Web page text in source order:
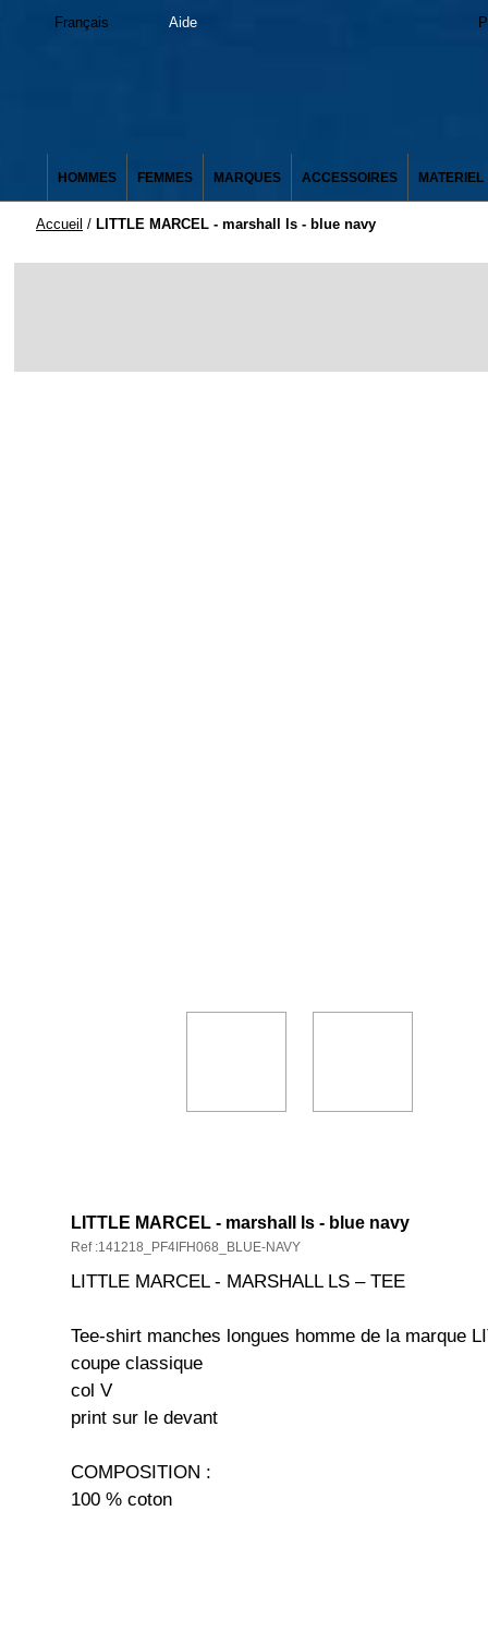
Français Aide
HOMMES FEMMES MARQUES ACCESSOIRES MATERIEL
Accueil / LITTLE MARCEL - marshall ls - blue navy
LITTLE MARCEL - marshall ls - blue navy
Ref :141218_PF4IFH068_BLUE-NAVY
LITTLE MARCEL - MARSHALL LS – TEE
Tee-shirt manches longues homme de la marque
coupe classique
col V
print sur le devant
COMPOSITION :
100 % coton